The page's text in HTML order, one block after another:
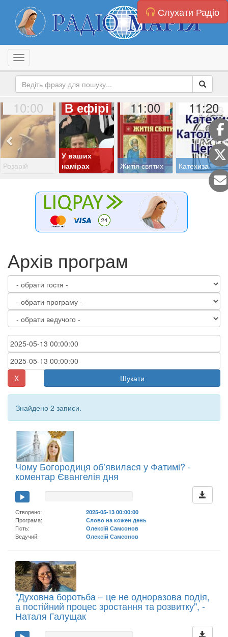
Слухати Радіо
Toggle navigation
10:00
Розарій
В ефірі
У ваших
намірах
11:00
Житія святих
11:20
Катехиза
Архів програм
X Шукати
Знайдено 2 записи.
Чому Богородиця обʼявилася у Фатимі? -
коментар Євангелія дня
Створено:
2025-05-13 00:00:00
Програма:
Слово на кожен день
Гість:
Олексій Самсонов
Ведучий:
Олексій Самсонов
"Духовна боротьба – це не одноразова подія,
а постійний процес зростання та розвитку", -
Наталя Галущак